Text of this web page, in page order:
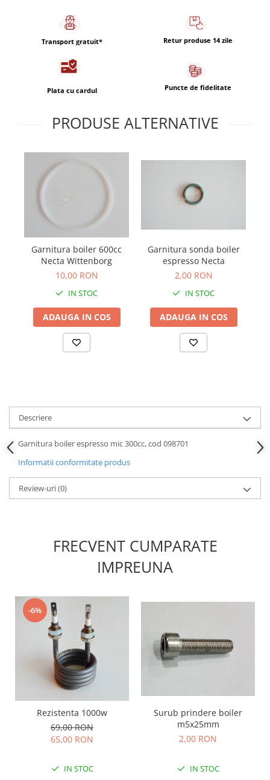
Cafea macinata
Transport gratuit* Retur produse 14 zile
Plata cu cardul Puncte de fidelitate
PRODUSE ALTERNATIVE
Garnitura boiler 600cc
Necta Wittenborg
10,00 RON
IN STOC
ADAUGA IN COS
Garnitura sonda boiler
espresso Necta
2,00 RON
IN STOC
ADAUGA IN COS
Descriere
Garnitura boiler espresso mic 300cc, cod 098701
Informatii conformitate produs
Review-uri(0)
FRECVENT CUMPARATE
IMPREUNA
-6%
Rezistenta 1000w
69,00 RON
65,00 RON
IN STOC
Surub prindere boiler
m5x25mm
2,00 RON
IN STOC